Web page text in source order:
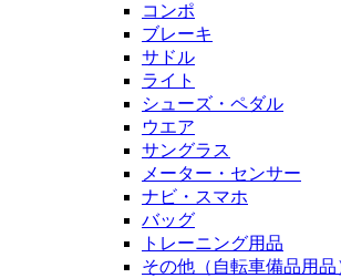
コンポ
ブレーキ
サドル
ライト
シューズ・ペダル
ウエア
サングラス
メーター・センサー
ナビ・スマホ
バッグ
トレーニング用品
その他（自転車備品用品